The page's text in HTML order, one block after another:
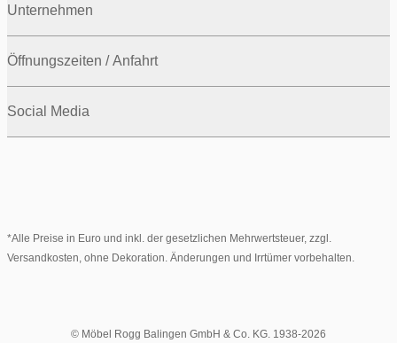
Unternehmen
Öffnungszeiten / Anfahrt
Social Media
*Alle Preise in Euro und inkl. der gesetzlichen Mehrwertsteuer, zzgl.
Versandkosten, ohne Dekoration. Änderungen und Irrtümer vorbehalten.
© Möbel Rogg Balingen GmbH & Co. KG. 1938-2026